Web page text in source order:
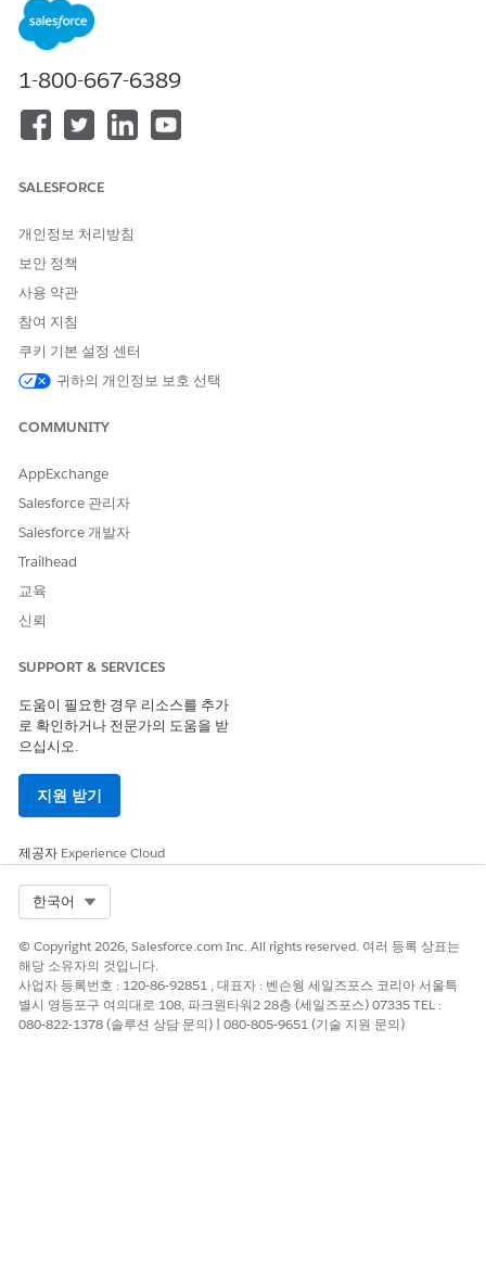
Cloud 추가 기능 라이센스가 포함된
Edition
건강 참여에 대해 알아보기
여하는 데 도움이 되는 사전 구축된 솔루션을 제공합니다. 환자
및 구성원 지원을 사용하면 헬스케어 마케팅 팀이 다중 채널 지
Agentforce for Patient 및 Member Self-Service를 활용하면
여할 수 있습니다.
Health Engagement 활성화
마케팅 팀에서 Health Engagement를 사용하려면 먼저 환자
및 구성원 지원 및 환자 및 구성원 셀프 서비스 설정을 활성화해
환자 및 구성원 지원 설정
성원 지원을 사용하여 다중 채널 캠페인을 만들고 관리합니다.
전 구축된 도구를 사용하여 더욱 쉽게 구성원 참여를 할 수 있습
환자 및 구성원 셀프 서비스용 Agentforce
있도록 합니다. Agentforce 사용하면 구성원이 네트워크 내 제
공자를 찾고, 헬스케어 계획 혜택을 확인하고, 헬스케어 내역에
액세스할 수 있습니다.
헬스케어 마케터는 Health Engagement를 사용하여 지원 캠페
인을 만들고 관리합니다. 환자 및 구성원 지원 도구를 사용하면
사전에 참여하고 구성원과 커뮤니케이션하여 케어 여정에 더 많
이 참여할 수 있습니다.
이 기사를 통해 문제를 해결했습니까?
1-800-667-6389
SALESFORCE
개인정보 처리방침
보안 정책
사용 약관
참여 지침
쿠키 기본 설정 센터
귀하의 개인정보 보호 선택
COMMUNITY
AppExchange
Salesforce 관리자
Salesforce 개발자
Trailhead
교육
신뢰
SUPPORT & SERVICES
도움이 필요한 경우 리소스를 추가
로 확인하거나 전문가의 도움을 받
으십시오.
지원 받기
제공자 Experience Cloud
한국어
© Copyright 2026, Salesforce.com Inc. All rights reserved. 여러 등록 상표는
해당 소유자의 것입니다.
사업자 등록번호 : 120-86-92851 , 대표자 : 벤슨웡 세일즈포스 코리아 서울특
별시 영등포구 여의대로 108, 파크원타워2 28층 (세일즈포스) 07335 TEL :
080-822-1378 (솔루션 상담 문의) | 080-805-9651 (기술 지원 문의)